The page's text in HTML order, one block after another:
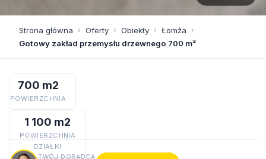
Strona główna › Oferty › Obiekty › Łomża ›
Gotowy zakład przemysłu drzewnego 700 m²
700 m2
POWIERZCHNIA
1 100 m2
POWIERZCHNIA
DZIAŁKI
TWÓJ DORADCA